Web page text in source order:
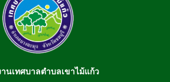
นเทศบาลตำบลเขาไม้แก้ว